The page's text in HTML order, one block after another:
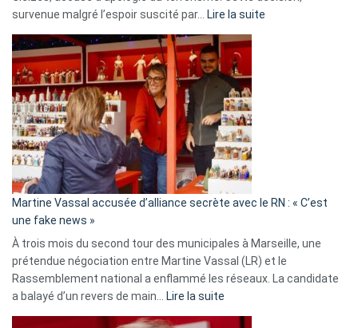
survenue malgré l’espoir suscité par…
Lire la suite
Algérie
Martine Vassal accusée d’alliance secrète avec le RN : « C’est
une fake news »
À trois mois du second tour des municipales à Marseille, une
prétendue négociation entre Martine Vassal (LR) et le
Rassemblement national a enflammé les réseaux. La candidate
a balayé d’un revers de main…
Lire la suite